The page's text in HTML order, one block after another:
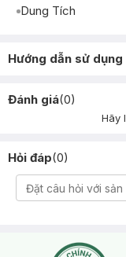
Dung Tích
Hướng dẫn sử dụng
Đánh giá(0)
Hãy
Hỏi đáp(0)